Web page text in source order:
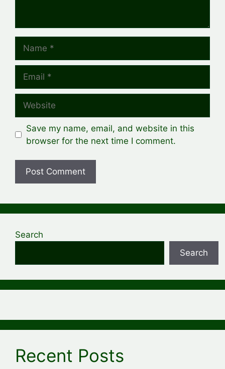
Save my name, email, and website in this
browser for the next time I comment.
Search
Search
Recent Posts